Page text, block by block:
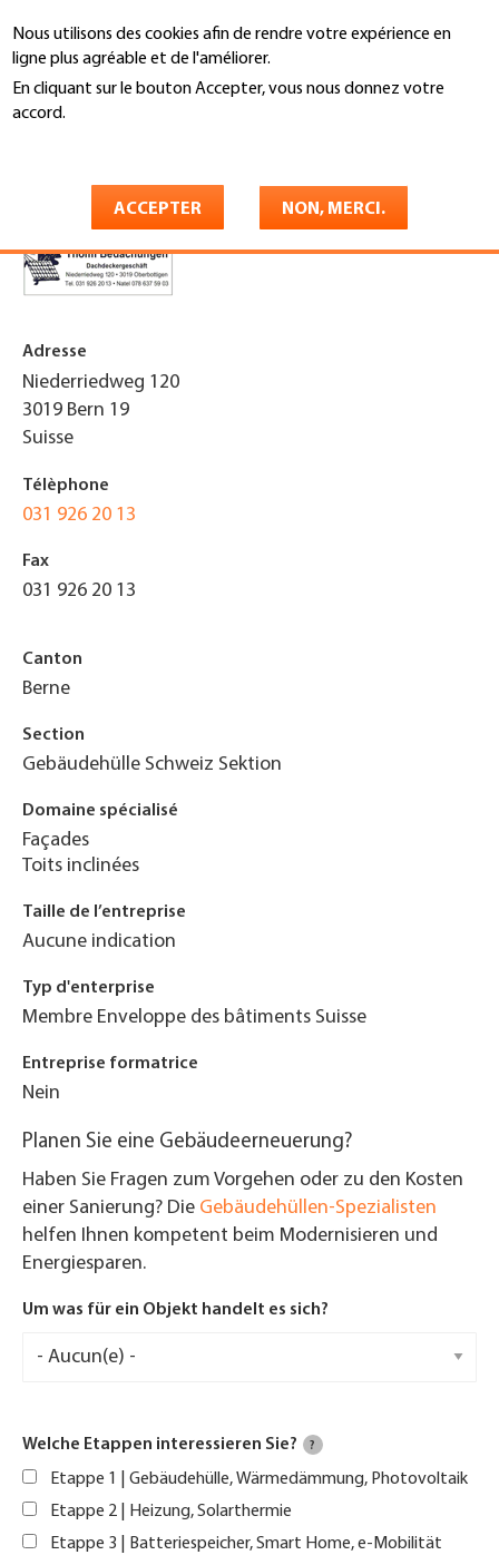
Nous utilisons des cookies afin de rendre votre expérience en
ligne plus agréable et de l'améliorer.
En cliquant sur le bouton Accepter, vous nous donnez votre
accord.
ACCEPTER NON, MERCI.
au
contenu
principal
Recherche
You
Adresse
Niederriedweg 120
3019 Bern 19
Suisse
Télèphone
031 926 20 13
Fax
031 926 20 13
Canton
Berne
Section
Gebäudehülle Schweiz Sektion
Domaine spécialisé
Façades
Toits inclinées
Taille de l’entreprise
Aucune indication
Typ d'enterprise
Membre Enveloppe des bâtiments Suisse
Entreprise formatrice
Nein
Planen Sie eine Gebäudeerneuerung?
Haben Sie Fragen zum Vorgehen oder zu den Kosten
einer Sanierung? Die Gebäudehüllen-Spezialisten
helfen Ihnen kompetent beim Modernisieren und
Energiesparen.
Um was für ein Objekt handelt es sich?
Welche Etappen interessieren Sie? ?
Etappe 1 | Gebäudehülle, Wärmedämmung, Photovoltaik
Etappe 2 | Heizung, Solarthermie
Etappe 3 | Batteriespeicher, Smart Home, e-Mobilität